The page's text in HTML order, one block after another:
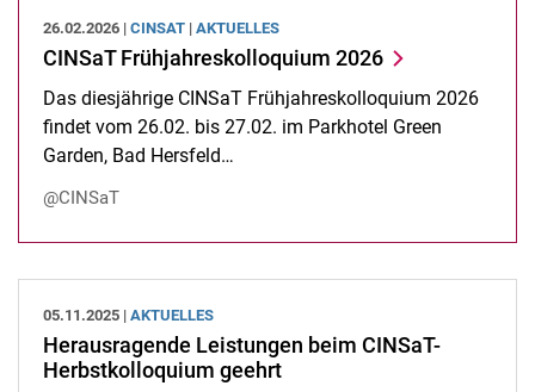
26.02.2026 | CINSAT | AKTUELLES
CINSaT Frühjahreskolloquium 2026
Das diesjährige CINSaT Frühjahreskolloquium 2026
findet vom 26.02. bis 27.02. im Parkhotel Green
Garden, Bad Hersfeld…
@CINSaT
05.11.2025 | AKTUELLES
Herausragende Leistungen beim CINSaT-
Herbstkolloquium geehrt